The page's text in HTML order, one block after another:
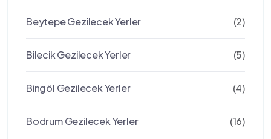
Beytepe Gezilecek Yerler (2)
Bilecik Gezilecek Yerler (5)
Bingöl Gezilecek Yerler (4)
Bodrum Gezilecek Yerler (16)